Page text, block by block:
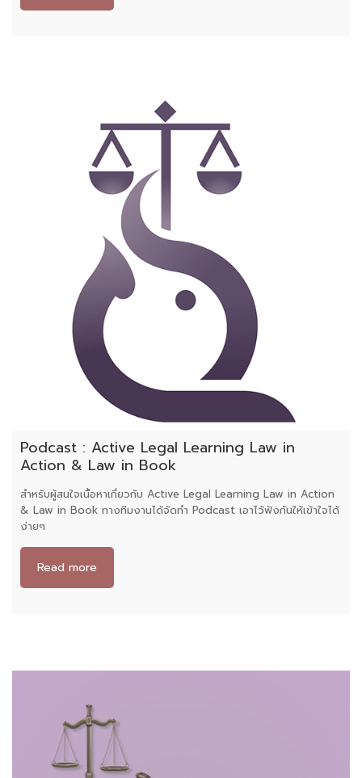
Podcast : Active Legal Learning Law in
Action & Law in Book
สำหรับผู้สนใจเนื้อหาเกี่ยวกับ Active Legal Learning Law in Action
& Law in Book ทางทีมงานได้จัดทำ Podcast เอาไว้ฟังกันให้เข้าใจได้
ง่ายๆ
Read more